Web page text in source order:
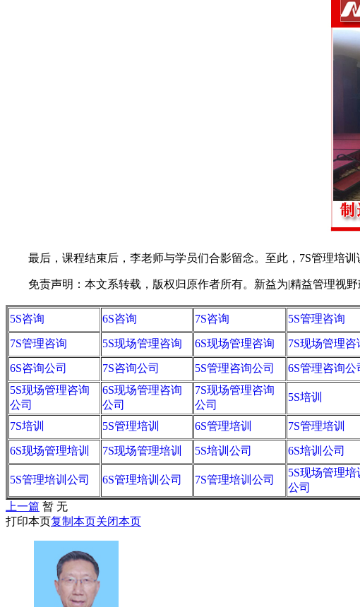
最后，课程结束后，李老师与学员们合影留念。至此，7S管理培训
免责声明：本文系转载，版权归原作者所有。新益为|精益管理视野
5S咨询 6S咨询 7S咨询 5S管理咨询
7S管理咨询 5S现场管理咨询 6S现场管理咨询 7S现场管理咨
6S咨询公司 7S咨询公司 5S管理咨询公司 6S管理咨询公
5S现场管理咨询
公司
6S现场管理咨询
公司
7S现场管理咨询
公司
5S培训
7S培训 5S管理培训 6S管理培训 7S管理培训
6S现场管理培训 7S现场管理培训 5S培训公司 6S培训公司
5S管理培训公司 6S管理培训公司 7S管理培训公司
5S现场管理培
公司
上一篇 暂 无
打印本页复制本页 关闭本页